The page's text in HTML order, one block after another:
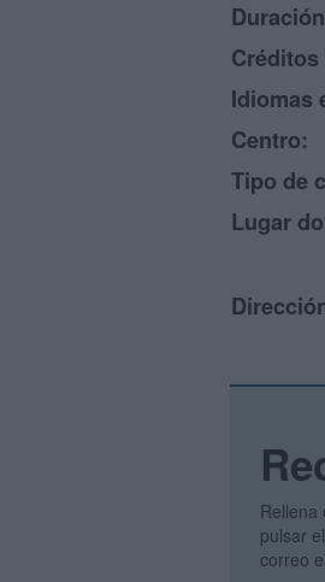
Créditos
Idiomas
Centro:
Tipo de
Lugar
Rellena
pulsar
correo